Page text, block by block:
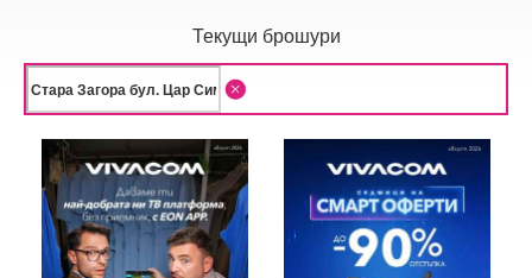
Текущи брошури